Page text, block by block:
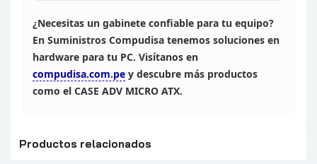
¿Necesitas un gabinete confiable para tu equipo?
En Suministros Compudisa tenemos soluciones en
hardware para tu PC. Visítanos en
compudisa.com.pe y descubre más productos
como el CASE ADV MICRO ATX.
Productos relacionados